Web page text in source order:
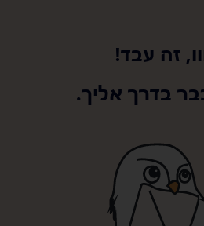
זה עבד!
בדרך אליך.